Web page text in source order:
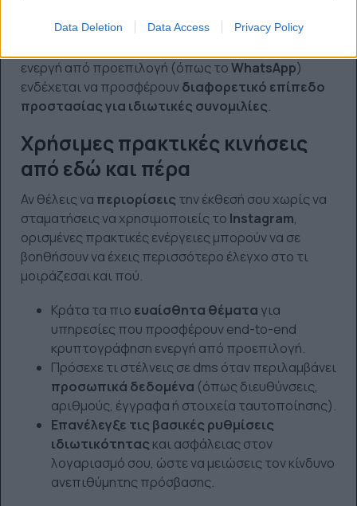
Data Deletion Data Access Privacy Policy
κρυπτογράφηση
. Σε αυτή την περίπτωση,
ενεργή από προεπιλογή (όπως τοWhatsApp)
ενδέχεται να προσφέρουνδιαφορετικό επίπεδο
προστασίας για ιδιωτικές συνομιλίες.
Χρήσιμες πρακτικές κινήσεις
από εδώ και πέρα
Αν θέλεις να περιορίσεις την έκθεσή σου χωρίς να
σταματήσεις να χρησιμοποιείς το Instagram,
ορισμένες πρακτικές ενέργειες μπορούν να σε
βοηθήσουν να έχεις περισσότερο έλεγχο στο τι
μοιράζεσαι και πού.
Κράτα τα πιο ευαίσθητα θέματα για
υπηρεσίες που προσφέρουν end-to-end
κρυπτογράφηση ενεργή από προεπιλογή.
Πρόσεχε τι στέλνεις σε dms όταν περιλαμβάνει
προσωπικά δεδομένα (όπως διευθύνσεις,
αριθμούς, έγγραφα ή στοιχεία ταυτοποίησης).
Επανέλεγξε τις βασικές ρυθμίσεις
ιδιωτικότητας και ασφάλειας στον
λογαριασμό σου, ώστε να μειώσεις τον κίνδυνο
ανεπιθύμητης πρόσβασης.